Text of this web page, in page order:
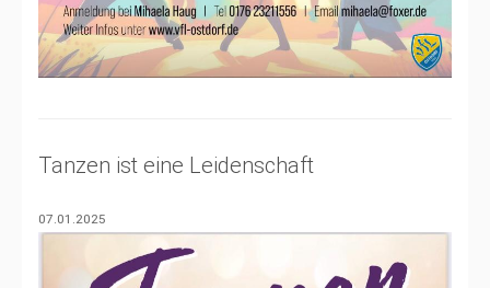
Tanzen ist eine Leidenschaft
07.01.2025